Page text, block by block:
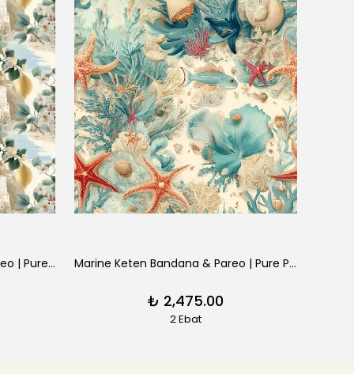
Positano Keten Bandana & Pareo | Pure Paris Marine Keten Bandana & Pareo | Pure Paris
₺ 2,475.00
2 Ebat